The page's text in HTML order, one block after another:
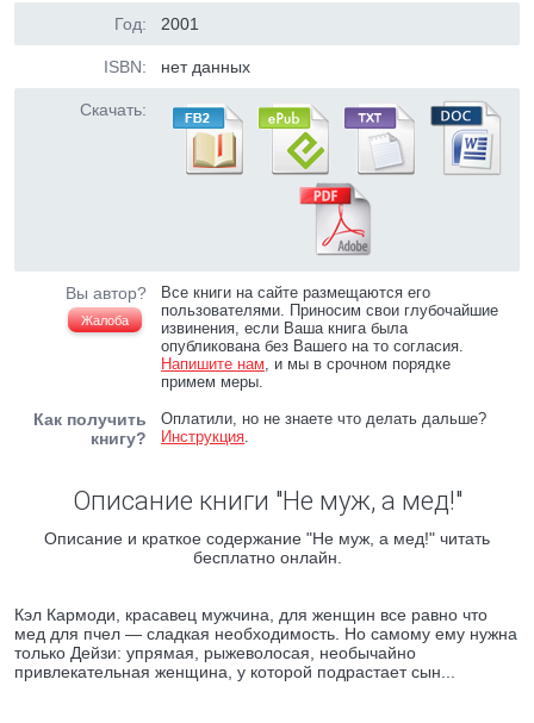
Год: 2001
ISBN: нет данных
Скачать:
Вы автор?
Жалоба
Все книги на сайте размещаются его
пользователями. Приносим свои глубочайшие
извинения, если Ваша книга была
опубликована без Вашего на то согласия.
Напишите нам, и мы в срочном порядке
примем меры.
Как получить
книгу?
Оплатили, но не знаете что делать дальше?
Инструкция.
Описание книги "Не муж, а мед!"
Описание и краткое содержание "Не муж, а мед!" читать
бесплатно онлайн.
Кэл Кармоди, красавец мужчина, для женщин все равно что
мед для пчел — сладкая необходимость. Но самому ему нужна
только Дейзи: упрямая, рыжеволосая, необычайно
привлекательная женщина, у которой подрастает сын...